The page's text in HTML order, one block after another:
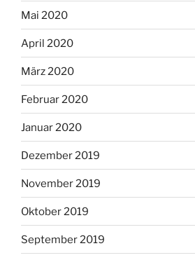
Mai 2020
April 2020
März 2020
Februar 2020
Januar 2020
Dezember 2019
November 2019
Oktober 2019
September 2019